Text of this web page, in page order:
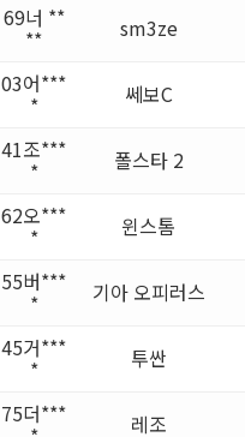
69너 **
** sm3ze
03어***
* 쎄보C
41조***
* 폴스타 2
62오***
* 윈스톰
55버***
* 기아 오피러스
45거***
* 투싼
75더*** 레조